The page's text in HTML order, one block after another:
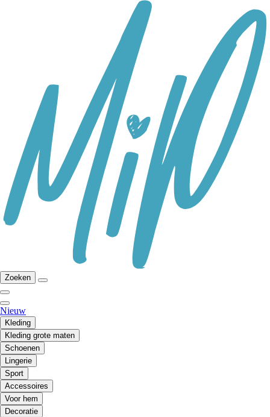
Zoeken
Nieuw
Kleding
Kleding grote maten
Schoenen
Lingerie
Sport
Accessoires
Voor hem
Decoratie